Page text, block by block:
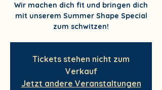
Wir machen dich fit und bringen dich
mit unserem Summer Shape Special
zum schwitzen!
Tickets stehen nicht zum
Verkauf
Jetzt andere Veranstaltungen